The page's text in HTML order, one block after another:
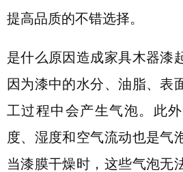
提高品质的不错选择。
是什么原因造成家具木器漆
因为漆中的水分、油脂、表
工过程中会产生气泡。此
度、湿度和空气流动也是气
当漆膜干燥时，这些气泡无